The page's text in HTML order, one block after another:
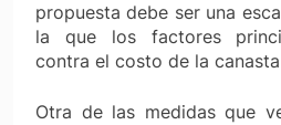
propuesta debe ser una
la que los factores
contra el costo de la
Otra de las medidas que